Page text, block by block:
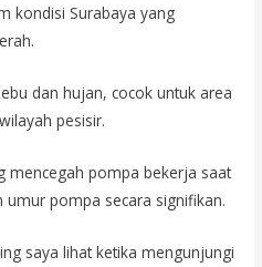
kondisi Surabaya yang
dan hujan, cocok untuk area
pesisir.
mencegah pompa bekerja saat
umur pompa secara signifikan.
saya lihat ketika mengunjungi